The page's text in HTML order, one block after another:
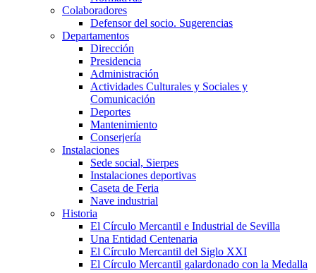
Colaboradores
Defensor del socio. Sugerencias
Departamentos
Dirección
Presidencia
Administración
Actividades Culturales y Sociales y
Comunicación
Deportes
Mantenimiento
Conserjería
Instalaciones
Sede social, Sierpes
Instalaciones deportivas
Caseta de Feria
Nave industrial
Historia
El Círculo Mercantil e Industrial de Sevilla
Una Entidad Centenaria
El Círculo Mercantil del Siglo XXI
El Círculo Mercantil galardonado con la Medalla